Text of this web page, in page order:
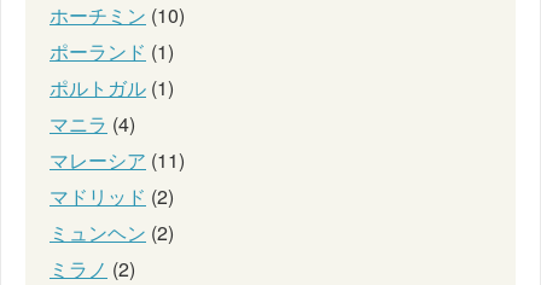
ホーチミン (10)
ポーランド (1)
ポルトガル (1)
マニラ (4)
マレーシア (11)
マドリッド (2)
ミュンヘン (2)
ミラノ (2)